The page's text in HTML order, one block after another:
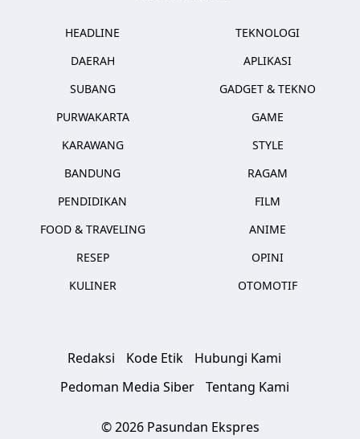
HEADLINE
DAERAH
SUBANG
PURWAKARTA
KARAWANG
BANDUNG
PENDIDIKAN
FOOD & TRAVELING
RESEP
KULINER
TEKNOLOGI
APLIKASI
GADGET & TEKNO
GAME
STYLE
RAGAM
FILM
ANIME
OPINI
OTOMOTIF
Redaksi Kode Etik
Hubungi Kami
Pedoman Media Siber
Tentang Kami
© 2026 Pasundan Ekspres